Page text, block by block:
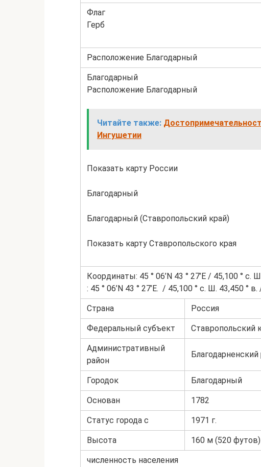
Флаг
Герб
Расположение Благодарный
Благодарный
Расположение Благодарный
Читайте также:
Ингушетии
Показать карту России
Благодарный
Благодарный (Ставропольский край)
Показать карту Ставропольского края
Координаты: 45 ° 06’N 43 ° 27’E / 45,100 °
: 45 ° 06’N 43 ° 27’E. / 45,100 ° с. Ш. 43,450 °
Страна Россия
Федеральный субъект Ставропольский
Административный
район
Благодарненский
Городок Благодарный
Основан 1782
Статус города с 1971 г.
Высота 160 м (520 футов)
численность населения